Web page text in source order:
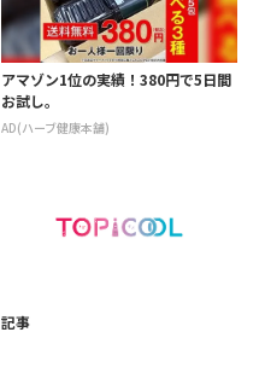
アマゾン1位の実績！380円で5日間
お試し。
AD(ハーブ健康本舗)
記事